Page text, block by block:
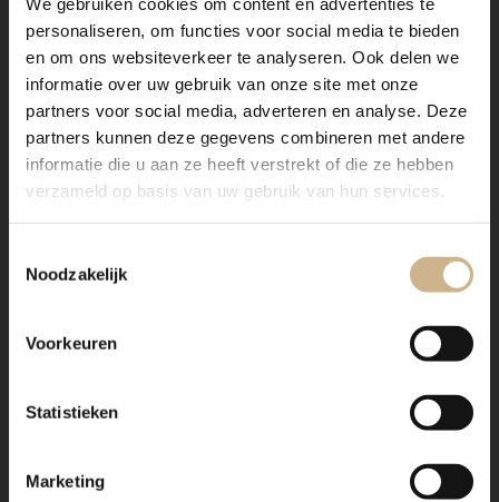
personaliseren, om functies voor social media te bieden
en om ons websiteverkeer te analyseren. Ook delen we
informatie over uw gebruik van onze site met onze
partners voor social media, adverteren en analyse. Deze
partners kunnen deze gegevens combineren met andere
informatie die u aan ze heeft verstrekt of die ze hebben
verzameld op basis van uw gebruik van hun services.
Noodzakelijk
Voorkeuren
Statistieken
Marketing